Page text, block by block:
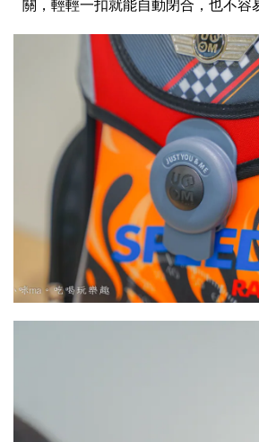
關，輕輕一扣就能自動閉合，也不容